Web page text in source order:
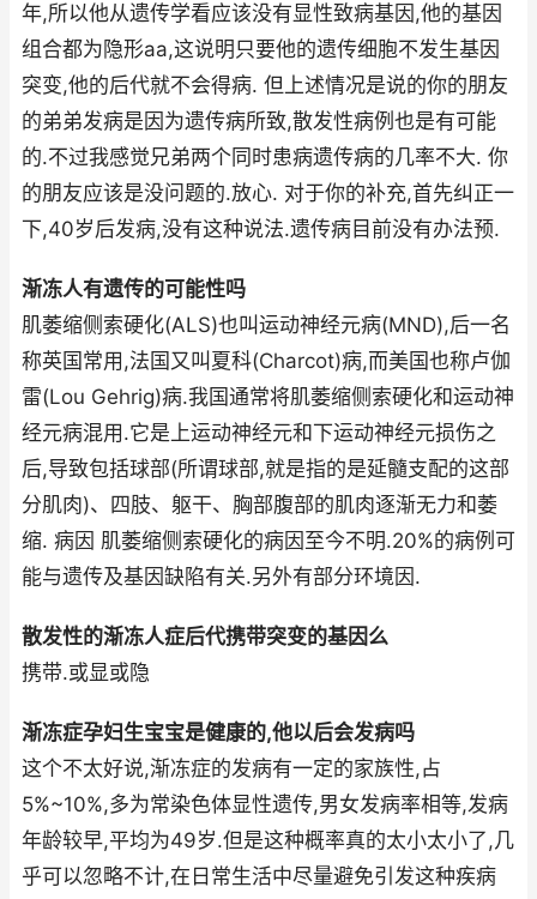
年,所以他从遗传学看应该没有显性致病基因,他的基因
组合都为隐形aa,这说明只要他的遗传细胞不发生基因
突变,他的后代就不会得病. 但上述情况是说的你的朋友
的弟弟发病是因为遗传病所致,散发性病例也是有可能
的.不过我感觉兄弟两个同时患病遗传病的几率不大. 你
的朋友应该是没问题的.放心. 对于你的补充,首先纠正一
下,40岁后发病,没有这种说法.遗传病目前没有办法预.
渐冻人有遗传的可能性吗
肌萎缩侧索硬化(ALS)也叫运动神经元病(MND),后一名
称英国常用,法国又叫夏科(Charcot)病,而美国也称卢伽
雷(Lou Gehrig)病.我国通常将肌萎缩侧索硬化和运动神
经元病混用.它是上运动神经元和下运动神经元损伤之
后,导致包括球部(所谓球部,就是指的是延髓支配的这部
分肌肉)、四肢、躯干、胸部腹部的肌肉逐渐无力和萎
缩. 病因 肌萎缩侧索硬化的病因至今不明.20%的病例可
能与遗传及基因缺陷有关.另外有部分环境因.
散发性的渐冻人症后代携带突变的基因么
携带.或显或隐
渐冻症孕妇生宝宝是健康的,他以后会发病吗
这个不太好说,渐冻症的发病有一定的家族性,占
5%~10%,多为常染色体显性遗传,男女发病率相等,发病
年龄较早,平均为49岁.但是这种概率真的太小太小了,几
乎可以忽略不计,在日常生活中尽量避免引发这种疾病